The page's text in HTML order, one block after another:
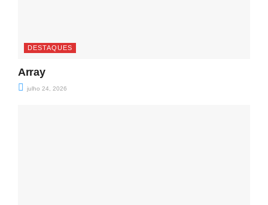
DESTAQUES
Array
julho 24, 2026